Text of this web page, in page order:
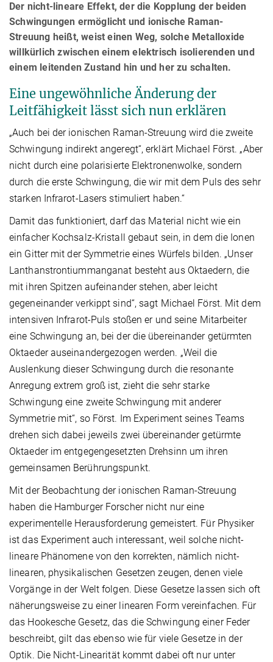
Der nicht-lineare Effekt, der die Kopplung der beiden
Schwingungen ermöglicht und ionische Raman-
Streuung heißt, weist einen Weg, solche Metalloxide
willkürlich zwischen einem elektrisch isolierenden und
einem leitenden Zustand hin und her zu schalten.
Eine ungewöhnliche Änderung der
Leitfähigkeit lässt sich nun erklären
„Auch bei der ionischen Raman-Streuung wird die zweite
Schwingung indirekt angeregt“, erklärt Michael Först. „Aber
nicht durch eine polarisierte Elektronenwolke, sondern
durch die erste Schwingung, die wir mit dem Puls des sehr
starken Infrarot-Lasers stimuliert haben.“
Damit das funktioniert, darf das Material nicht wie ein
einfacher Kochsalz-Kristall gebaut sein, in dem die Ionen
ein Gitter mit der Symmetrie eines Würfels bilden. „Unser
Lanthanstrontiummanganat besteht aus Oktaedern, die
mit ihren Spitzen aufeinander stehen, aber leicht
gegeneinander verkippt sind“, sagt Michael Först. Mit dem
intensiven Infrarot-Puls stoßen er und seine Mitarbeiter
eine Schwingung an, bei der die übereinander getürmten
Oktaeder auseinandergezogen werden. „Weil die
Auslenkung dieser Schwingung durch die resonante
Anregung extrem groß ist, zieht die sehr starke
Schwingung eine zweite Schwingung mit anderer
Symmetrie mit“, so Först. Im Experiment seines Teams
drehen sich dabei jeweils zwei übereinander getürmte
Oktaeder im entgegengesetzten Drehsinn um ihren
gemeinsamen Berührungspunkt.
Mit der Beobachtung der ionischen Raman-Streuung
haben die Hamburger Forscher nicht nur eine
experimentelle Herausforderung gemeistert. Für Physiker
ist das Experiment auch interessant, weil solche nicht-
lineare Phänomene von den korrekten, nämlich nicht-
linearen, physikalischen Gesetzen zeugen, denen viele
Vorgänge in der Welt folgen. Diese Gesetze lassen sich oft
näherungsweise zu einer linearen Form vereinfachen. Für
das Hookesche Gesetz, das die Schwingung einer Feder
beschreibt, gilt das ebenso wie für viele Gesetze in der
Optik. Die Nicht-Linearität kommt dabei oft nur unter